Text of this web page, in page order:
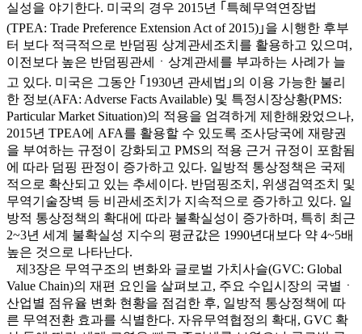
실성을 야기한다. 미국의 경우 2015년 ｢특혜무역연장법
(TPEA: Trade Preference Extension Act of 2015)｣을 시행한 후부
터 보다 적극적으로 반덤핑 상계관세조치를 활용하고 있으며,
이전보다 높은 반덤핑관세ㆍ상계관세를 부과하는 사례가 늘
고 있다. 미국은 그동안 ｢1930년 관세법｣의 이용 가능한 불리
한 정보(AFA: Adverse Facts Available) 및 특정시장상황(PMS:
Particular Market Situation)의 적용을 엄격하게 제한해왔었으나,
2015년 TPEA에 AFA를 활용할 수 있도록 조사당국에 재량권
을 부여하는 규정이 강화되고 PMS의 적용 근거 규정이 포함됨
에 따라 덤핑 판정이 증가하고 있다. 일방적 통상정책은 국제
적으로 확산되고 있는 추세이다. 반덤핑조치, 위생검역조치 및
무역기술장벽 등 비관세조치가 지속적으로 증가하고 있다. 일
방적 통상정책의 확대에 따라 불확실성이 증가하며, 특히 최근
2~3년 세계 불확실성 지수의 평균값은 1990년대보다 약 4~5배
높은 것으로 나타난다.
제3장은 무역구조의 변화와 글로벌 가치사슬(GVC: Global
Value Chain)의 재편 요인을 살펴보고, 주요 수입시장의 국별ㆍ
산업별 점유율 변화 현황을 점검한 후, 일방적 통상정책에 따
른 무역전환 효과를 식별한다. 자유무역협정의 확대, GVC 확